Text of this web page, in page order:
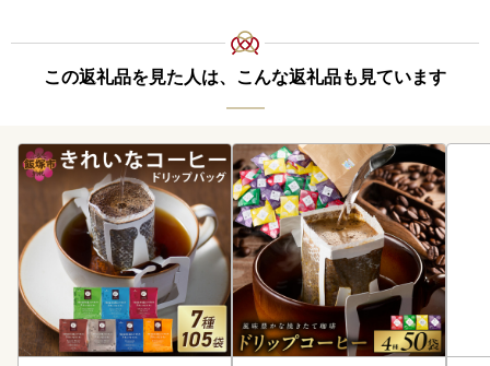
この返礼品を見た人は、こんな返礼品も見ています